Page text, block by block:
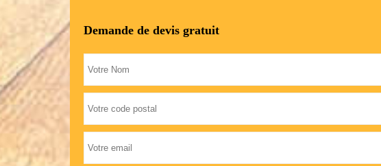
Demande de devis gratuit